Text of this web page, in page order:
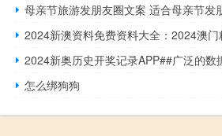
母亲节旅游发朋友圈文案 适合母亲节发
怎么绑狗狗